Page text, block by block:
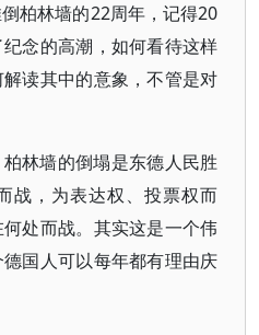
柏林墙的22周年，记得20
念的高潮，如何看待这样
读其中的意象，不管是对
林墙的倒塌是东德人民胜
战，为表达权、投票权而
处而战。其实这是一个伟
国人可以每年都有理由庆